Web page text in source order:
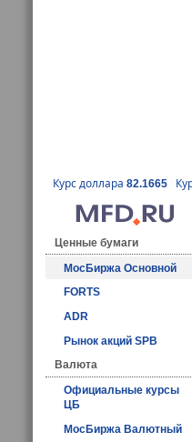
Курс доллара 82.1665
Ценные бумаги
МосБиржа Основной
FORTS
ADR
Рынок акций SPB
Валюта
Официальные курсы
ЦБ
МосБиржа Валютный